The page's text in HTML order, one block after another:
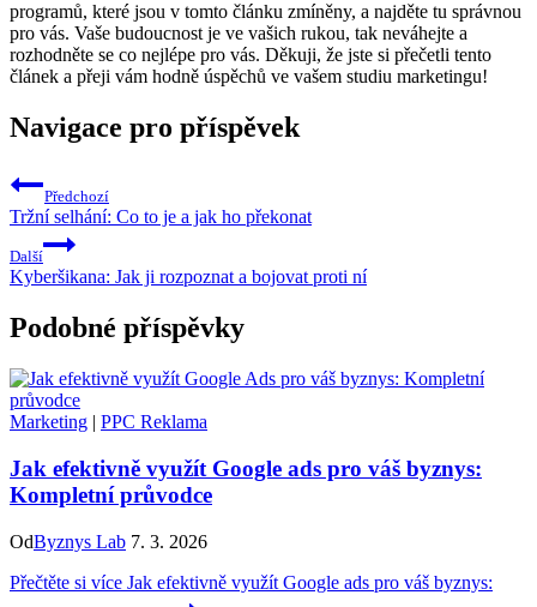
programů, které jsou v tomto článku zmíněny, a najděte tu správnou
pro vás. Vaše budoucnost je ve vašich rukou, tak neváhejte a
rozhodněte se co nejlépe pro vás. Děkuji, že jste si přečetli tento
článek a přeji vám hodně úspěchů ve vašem studiu marketingu!
Navigace pro příspěvek
Předchozí
Tržní selhání: Co to je a jak ho překonat
Další
Kyberšikana: Jak ji rozpoznat a bojovat proti ní
Podobné příspěvky
Marketing | PPC Reklama
Jak efektivně využít Google ads pro váš byznys:
Kompletní průvodce
OdByznys Lab 7. 3. 2026
Přečtěte si více Jak efektivně využít Google ads pro váš byznys: